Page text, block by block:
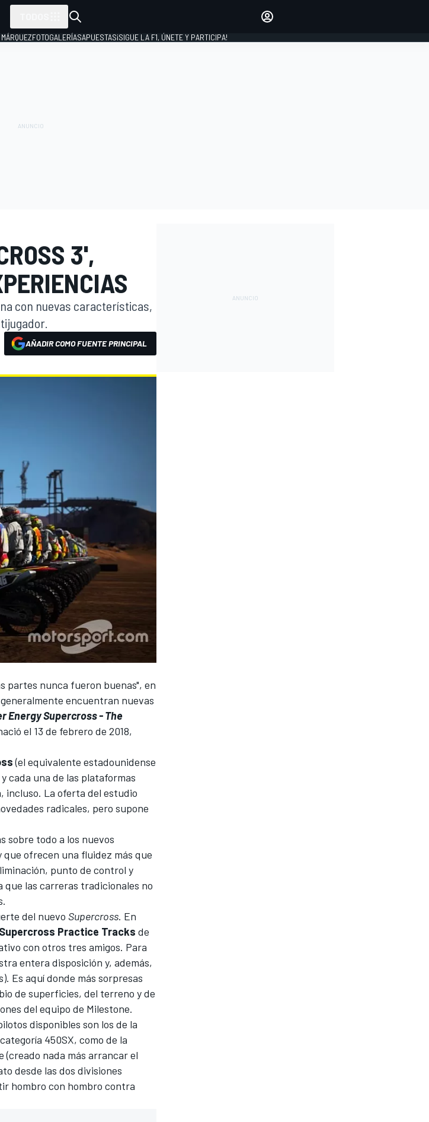
FOTOGALERÍASAPUESTAS¡SIGUE LA F1, ÚNETE Y PARTICIPA!
3',
con nuevas características,
AÑADIR COMO FUENTE PRINCIPAL
partes nunca fueron buenas", en
encuentran nuevas
Energy Supercross - The
el 13 de febrero de 2018,
(el equivalente estadounidense
cada una de las plataformas
incluso. La oferta del estudio
radicales, pero supone
sobre todo a los nuevos
ofrecen una fluidez más que
punto de control y
las carreras tradicionales no
del nuevo Supercross. En
Practice Tracks de
con otros tres amigos. Para
entera disposición y, además,
Es aquí donde más sorpresas
de superficies, del terreno y de
del equipo de Milestone.
disponibles son los de la
450SX, como de la
(creado nada más arrancar el
desde las dos divisiones
hombro con hombro contra